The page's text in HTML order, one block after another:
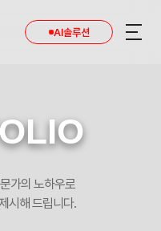
AI솔루션
가의 노하우로
시해 드립니다.